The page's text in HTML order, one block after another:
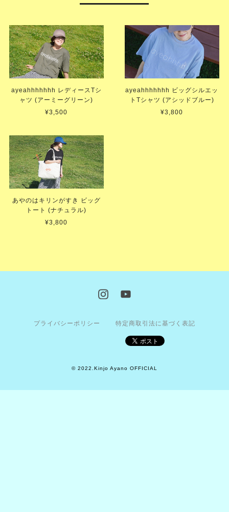
ayeahhhhhhh レディースTシ
ャツ (アーミーグリーン)
¥3,500
ayeahhhhhhh ビッグシルエッ
トTシャツ (アシッドブルー)
¥3,800
あやのはキリンがすき ビッグ
トート (ナチュラル)
¥3,800
プライバシーポリシー 特定商取引法に基づく表記
© 2022.Kinjo Ayano OFFICIAL